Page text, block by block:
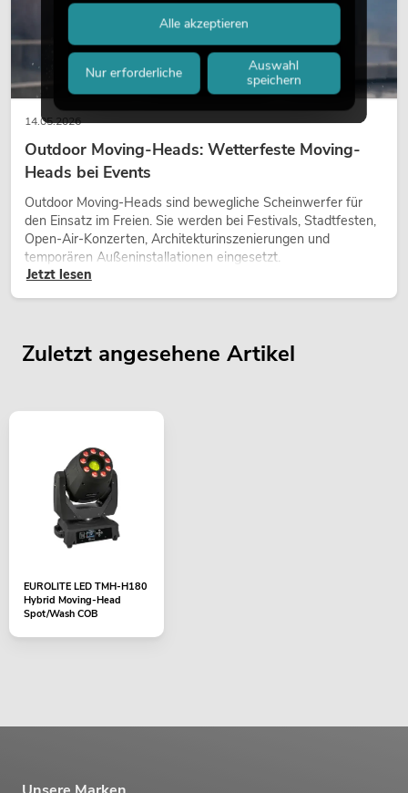
14.05.2026
Outdoor Moving-Heads: Wetterfeste Moving-
Heads bei Events
Outdoor Moving-Heads sind bewegliche Scheinwerfer für
den Einsatz im Freien. Sie werden bei Festivals, Stadtfesten,
Open-Air-Konzerten, Architekturinszenierungen und
temporären Außeninstallationen eingesetzt.
Jetzt lesen
Zuletzt angesehene Artikel
EUROLITE LED TMH-H180
Hybrid Moving-Head
Spot/Wash COB
Nur erforderliche
Auswahl
speichern
Alle akzeptieren